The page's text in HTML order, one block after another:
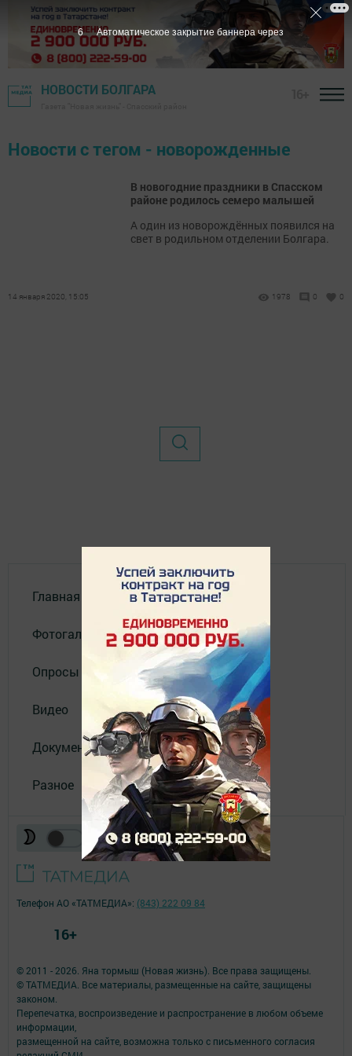
НОВОСТИ БОЛГАРА
Новости с тегом - новорожденные
В новогодние праздники в Спасском
районе родилось семеро малышей
А один из новорождённых появился на
свет в родильном отделении Болгара.
14 января 2020, 15:05 1978 0 0
Главная
Фотогалереи
Опросы
Видео
Документы
Разное
© 2011 - 2026. Яна тормыш (Новая жизнь). Все права защищены.
© ТАТМЕДИА. Все материалы, размещенные на сайте, защищены
законом.
Перепечатка, воспроизведение и распространение в любом объеме
информации,
размещенной на сайте, возможна только с письменного согласия
Телефон АО «ТАТМЕДИА»: (843) 222 09 84
16+
6 Автоматическое закрытие баннера через